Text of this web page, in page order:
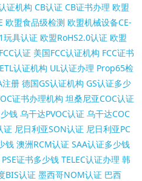
证机构 CB认证 CB证书办理 欧盟
欧盟食品级检测 欧盟机械设备CE-
玩具认证 欧盟RoHS2.0认证 欧盟
认证 美国FCC认证机构 FCC证书
认证机构 UL认证办理 Prop65检
注册 德国GS认证机构 GS认证多少
证书办理机构 坦桑尼亚COC认证
钱 乌干达PVOC认证 乌干达COC
证 尼日利亚SON认证 尼日利亚PC
钱 澳洲RCM认证 SAA认证多少钱
PSE证书多少钱 TELEC认证办理 韩
BIS认证 墨西哥NOM认证 巴西